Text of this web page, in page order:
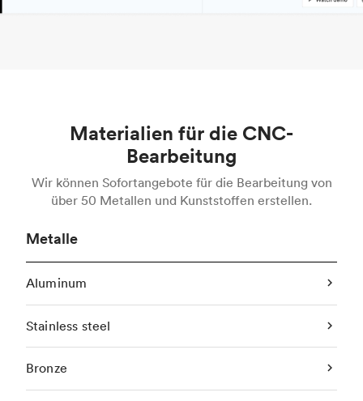
Materialien für die CNC-
Bearbeitung
Wir können Sofortangebote für die Bearbeitung von
über 50 Metallen und Kunststoffen erstellen.
Metalle
Aluminum
Stainless steel
Bronze